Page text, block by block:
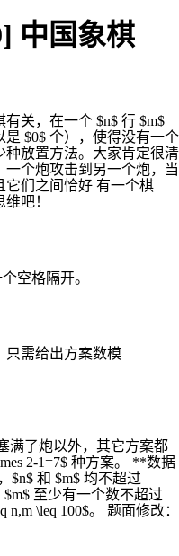
中国象棋
关，在一个 $n$ 行 $m$
$0$ 个），使得没有一个
放置方法。大家肯定很清
个炮攻击到另一个炮，当
它们之间恰好 有一个棋
吧！
空格隔开。
只需给出方案数模
满了炮以外，其它方案都
2-1=7$ 种方案。 **数据
$n$ 和 $m$ 均不超过
$m$ 至少有一个数不超过
n,m \leq 100$。 题面修改：